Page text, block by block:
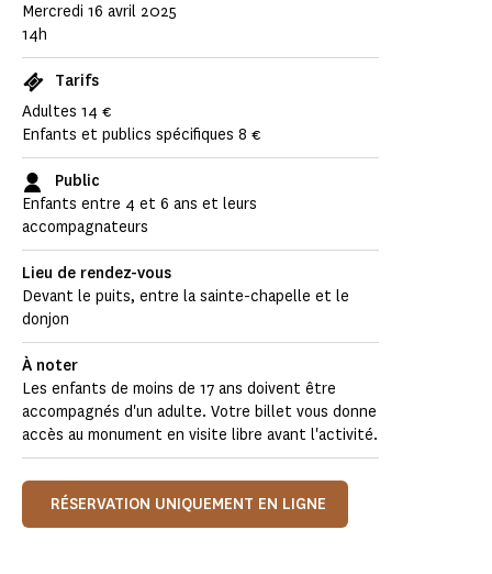
Mercredi 16 avril 2025
14h
Tarifs
Adultes 14 €
Enfants et publics spécifiques 8 €
Public
Enfants entre 4 et 6 ans et leurs
accompagnateurs
Lieu de rendez-vous
Devant le puits, entre la sainte-chapelle et le
donjon
À noter
Les enfants de moins de 17 ans doivent être
accompagnés d'un adulte. Votre billet vous donne
accès au monument en visite libre avant l'activité.
RÉSERVATION UNIQUEMENT EN LIGNE